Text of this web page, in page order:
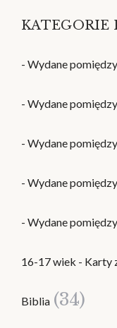
KATEGORIE
- Wydane
- Wydane
- Wydane
- Wydane
- Wydane
16-17 wiek - Karty
Biblia (34)